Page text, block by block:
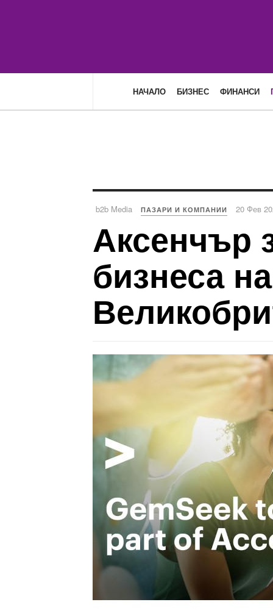
НАЧАЛО БИЗНЕС ФИНАНСИ
b2b Media ПАЗАРИ И КОМПАНИИ 20 Фев
Аксенчър
бизнеса